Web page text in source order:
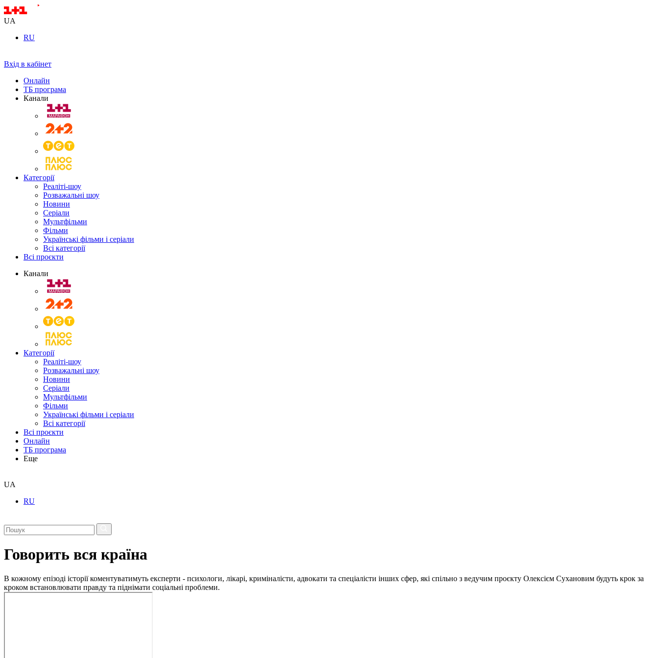
UA
RU
Вхід в кабінет
Онлайн
ТБ програма
Канали
Категорії
Реаліті-шоу
Розважальні шоу
Новини
Серіали
Мультфільми
Фільми
Українські фільми і серіали
Всі категорії
Всі проєкти
Канали
Категорії
Реаліті-шоу
Розважальні шоу
Новини
Серіали
Мультфільми
Фільми
Українські фільми і серіали
Всі категорії
Всі проєкти
Онлайн
ТБ програма
Еще
UA
RU
Говорить вся країна
В кожному епізоді історії коментуватимуть експерти - психологи, лікарі, криміналісти, адвокати та спеціалісти інших сфер, які спільно з ведучим проєкту Олексієм Сухановим будуть крок за
кроком встановлювати правду та піднімати соціальні проблеми.